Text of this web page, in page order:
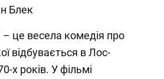
Блек
– це весела комедія про
відбувається в Лос-
х років. У фільмі